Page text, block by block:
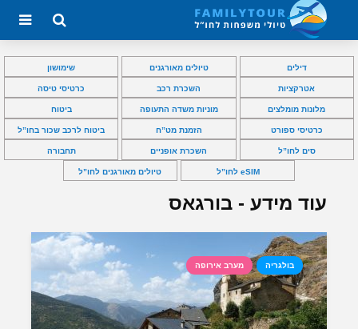
דילים טיולים מאורגנים שימושון
אטרקציות השכרת רכב כרטיסי טיסה
מלונות מומלצים מוניות משדה התעופה ביטוח
כרטיסי ספורט הזמנת מט”ח ביטוח לרכב שכור בחו”ל
סים לחו”ל השכרת אופניים תחבורה
eSIM לחו”ל טיולים מאורגנים לחו”ל
עוד מידע - בורגאס
בולגריה מערב אירופה